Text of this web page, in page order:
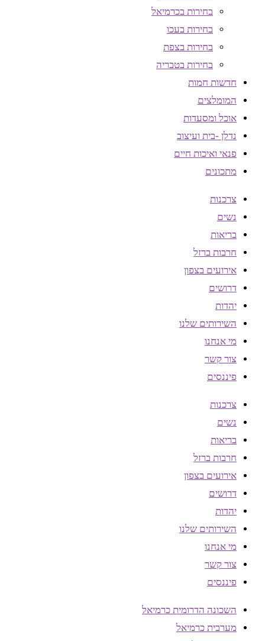
בחירות בכרמיאל
בחירות בעכו
בחירות בצפת
בחירות בטבריה
חדשות חמות
המומלצים
אוכל ומסעדות
נדלן -בית ועיצוב
פנאי ואיכות חיים
מתכונים
צרכנות
נשים
בריאות
חרבות ברזל
אירועים בצפון
דרושים
יהדות
השירותים שלנו
מי אנחנו
צור קשר
פיננסים
צרכנות
נשים
בריאות
חרבות ברזל
אירועים בצפון
דרושים
יהדות
השירותים שלנו
מי אנחנו
צור קשר
פיננסים
השכונה הדרומית כרמיאל
מערבית כרמיאל